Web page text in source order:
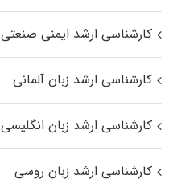
کارشناسی ارشد ایمنی صنعتی
کارشناسی ارشد زبان آلمانی
کارشناسی ارشد زبان انگلیسی
کارشناسی ارشد زبان روسی